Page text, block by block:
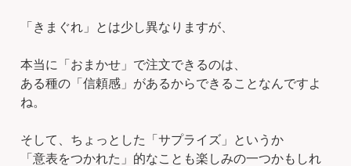
「きまぐれ」とは少し異なりますが、
本当に「おまかせ」で注文できるのは、
ある種の「信頼感」があるからできることなんですよ
ね。
そして、ちょっとした「サプライズ」というか
「意表をつかれた」的なことも楽しみの一つかもしれ